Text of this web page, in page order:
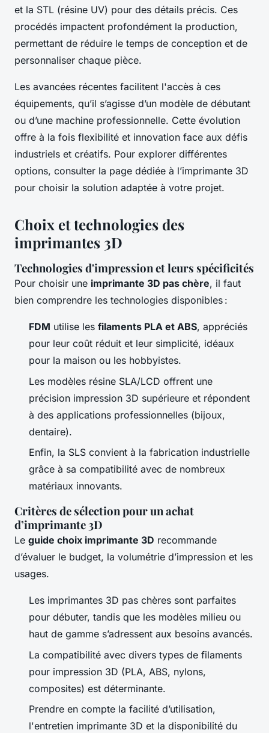
et la STL (résine UV) pour des détails précis. Ces
procédés impactent profondément la production,
permettant de réduire le temps de conception et de
personnaliser chaque pièce.
Les avancées récentes facilitent l'accès à ces
équipements, qu’il s’agisse d’un modèle de débutant
ou d’une machine professionnelle. Cette évolution
offre à la fois flexibilité et innovation face aux défis
industriels et créatifs. Pour explorer différentes
options, consulter la page dédiée à l’imprimante 3D
pour choisir la solution adaptée à votre projet.
Choix et technologies des
imprimantes 3D
Technologies d'impression et leurs spécificités
Pour choisir une imprimante 3D pas chère, il faut
bien comprendre les technologies disponibles :
FDM utilise les filaments PLA et ABS, appréciés
pour leur coût réduit et leur simplicité, idéaux
pour la maison ou les hobbyistes.
Les modèles résine SLA/LCD offrent une
précision impression 3D supérieure et répondent
à des applications professionnelles (bijoux,
dentaire).
Enfin, la SLS convient à la fabrication industrielle
grâce à sa compatibilité avec de nombreux
matériaux innovants.
Critères de sélection pour un achat
d’imprimante 3D
Le guide choix imprimante 3D recommande
d’évaluer le budget, la volumétrie d’impression et les
usages.
Les imprimantes 3D pas chères sont parfaites
pour débuter, tandis que les modèles milieu ou
haut de gamme s’adressent aux besoins avancés.
La compatibilité avec divers types de filaments
pour impression 3D (PLA, ABS, nylons,
composites) est déterminante.
Prendre en compte la facilité d’utilisation,
l'entretien imprimante 3D et la disponibilité du